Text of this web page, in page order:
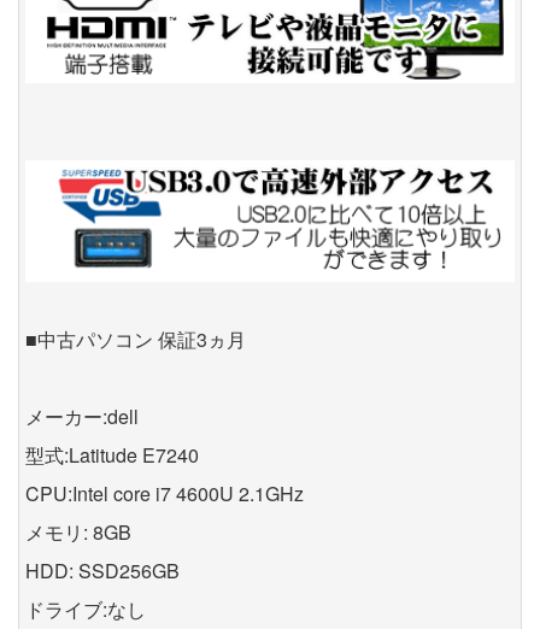
■中古パソコン 保証3ヵ月
メーカー:dell
型式:Latitude E7240
CPU:Intel core i7 4600U 2.1GHz
メモリ: 8GB
HDD: SSD256GB
ドライブ:なし